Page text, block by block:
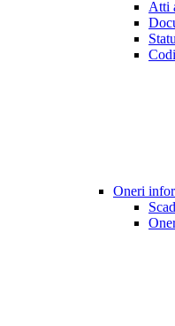
Atti
Oneri